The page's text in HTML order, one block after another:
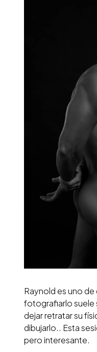
Raynold es uno
fotografiarlo suele
dejar retratar su
dibujarlo.. Esta
pero interesante.